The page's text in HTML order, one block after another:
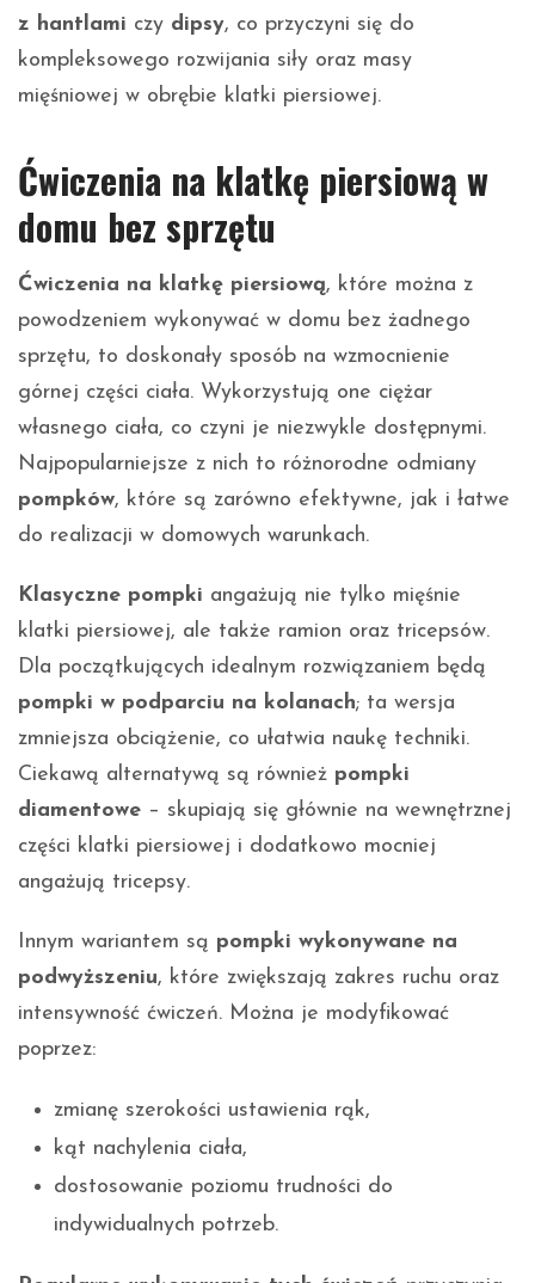
z hantlami czy dipsy, co przyczyni się do
kompleksowego rozwijania siły oraz masy
mięśniowej w obrębie klatki piersiowej.
Ćwiczenia na klatkę piersiową w
domu bez sprzętu
Ćwiczenia na klatkę piersiową, które można z
powodzeniem wykonywać w domu bez żadnego
sprzętu, to doskonały sposób na wzmocnienie
górnej części ciała. Wykorzystują one ciężar
własnego ciała, co czyni je niezwykle dostępnymi.
Najpopularniejsze z nich to różnorodne odmiany
pompków, które są zarówno efektywne, jak i łatwe
do realizacji w domowych warunkach.
Klasyczne pompki angażują nie tylko mięśnie
klatki piersiowej, ale także ramion oraz tricepsów.
Dla początkujących idealnym rozwiązaniem będą
pompki w podparciu na kolanach; ta wersja
zmniejsza obciążenie, co ułatwia naukę techniki.
Ciekawą alternatywą są również pompki
diamentowe – skupiają się głównie na wewnętrznej
części klatki piersiowej i dodatkowo mocniej
angażują tricepsy.
Innym wariantem są pompki wykonywane na
podwyższeniu, które zwiększają zakres ruchu oraz
intensywność ćwiczeń. Można je modyfikować
poprzez:
zmianę szerokości ustawienia rąk,
kąt nachylenia ciała,
dostosowanie poziomu trudności do
indywidualnych potrzeb.